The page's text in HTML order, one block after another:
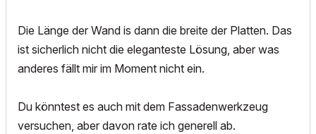
Die Länge der Wand is dann die breite der Platten. Das
ist sicherlich nicht die eleganteste Lösung, aber was
anderes fällt mir im Moment nicht ein.
Du könntest es auch mit dem Fassadenwerkzeug
versuchen, aber davon rate ich generell ab.